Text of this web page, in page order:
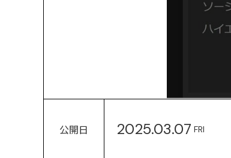
公開日 2025.03.07 FRI